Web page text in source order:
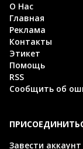
О Нас
Главная
Реклама
Контакты
Этикет
Помощь
RSS
Сообщить об
Завести аккаунт